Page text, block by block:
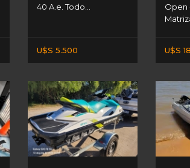
40 A.e. Todo...
U$S 5.500
Open
U$S